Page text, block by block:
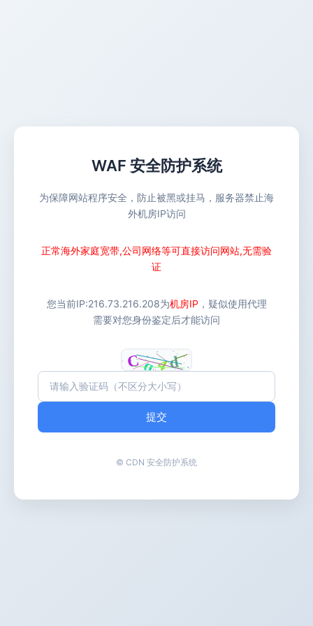
WAF 安全防护系统
为保障网站程序安全，防止被黑或挂马，服务器禁止海
外机房IP访问
正常海外家庭宽带,公司网络等可直接访问网站,无需验
证
您当前IP:216.73.216.208为机房IP ，疑似使用代理
需要对您身份鉴定后才能访问
提交
© CDN 安全防护系统